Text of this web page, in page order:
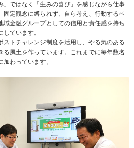
」ではなく「生みの喜び」を感じながら仕事
固定観念に縛られず、自ら考え、行動するベ
域金融グループとしての信用と責任感を持ち
ています。
ストチャレンジ制度を活用し、やる気のある
る風土を作っています。これまでに毎年数名
わっています。